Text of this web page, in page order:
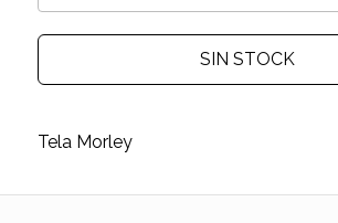
SIN STOCK
Tela Morley